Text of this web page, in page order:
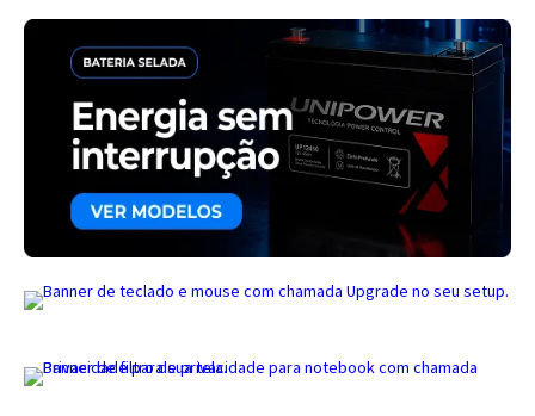
Entendi
Entendi
Entendi
Entendi